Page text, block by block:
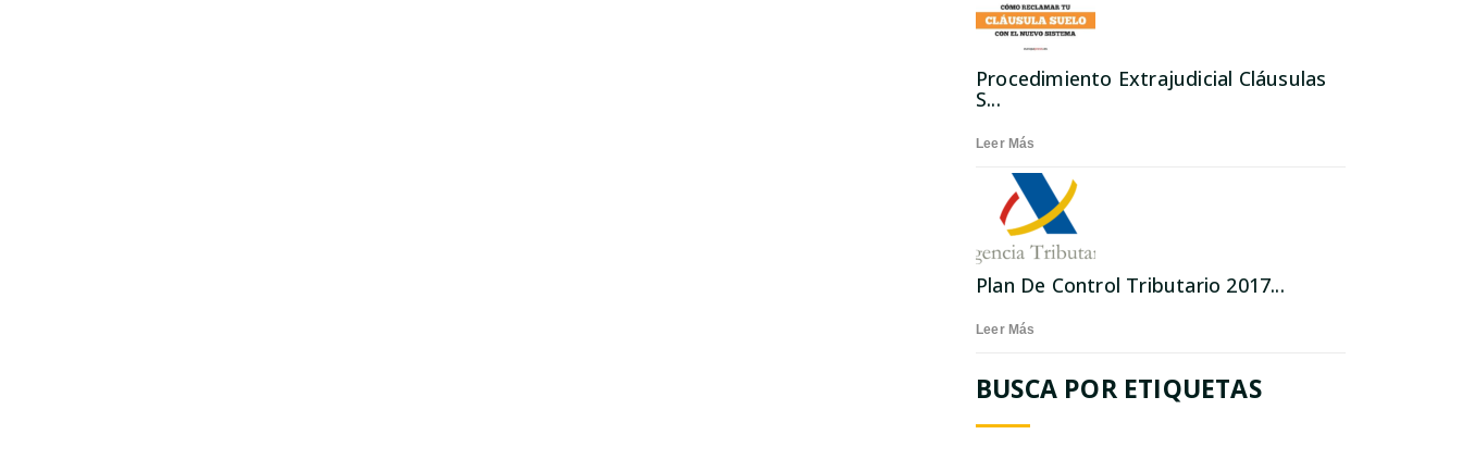
Procedimiento Extrajudicial Cláusulas
S...
Leer Más
Plan De Control Tributario 2017...
Leer Más
BUSCA POR ETIQUETAS